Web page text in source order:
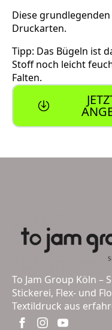
Diese
Druckarten.
Tipp: Das Bügeln ist
Stoff noch leicht
Falten.
To Jam Group Köln –
Stickerei, Flex- und
Textildruck aus